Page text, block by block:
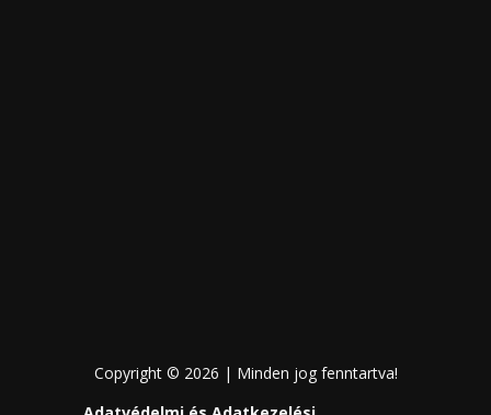
Copyright © 2026 | Minden jog fenntartva!